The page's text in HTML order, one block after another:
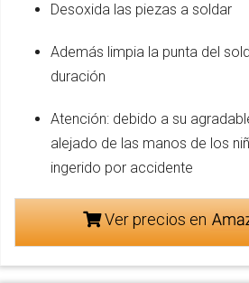
Desoxida las piezas a soldar
Además limpia la punta del
duración
Atención: debido a su
alejado de las manos de los
ingerido por accidente
Ver precios en